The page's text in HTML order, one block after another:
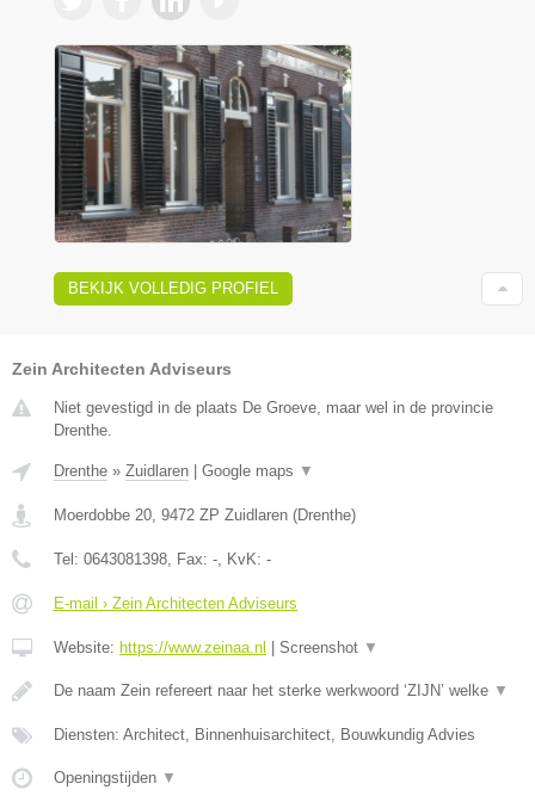
BEKIJK VOLLEDIG PROFIEL
Zein Architecten Adviseurs
Niet gevestigd in de plaats De Groeve, maar wel in de provincie
Drenthe.
Drenthe » Zuidlaren | Google maps ▼
Moerdobbe 20 9472 ZP Zuidlaren (Drenthe)
Tel: 0643081398 , Fax: - , KvK: -
E-mail › Zein Architecten Adviseurs
Website: https://www.zeinaa.nl | Screenshot ▼
De naam Zein refereert naar het sterke werkwoord ‘ZIJN’ welke ▼
Diensten: Architect, Binnenhuisarchitect, Bouwkundig Advies
Openingstijden ▼